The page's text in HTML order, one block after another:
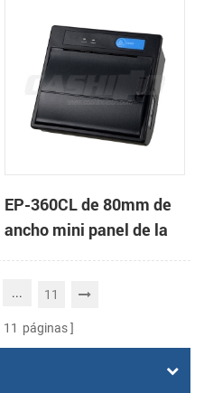
EP-360CL de 80mm de
ancho mini panel de la
impresora térmica con
... 11
11 páginas